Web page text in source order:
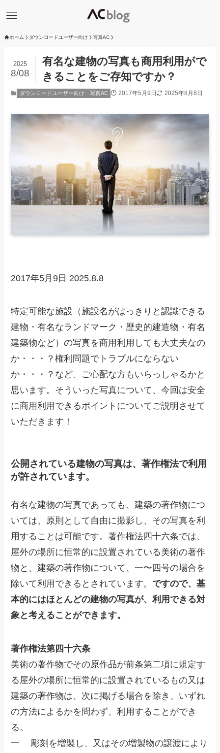
ホーム ダウンロードユーザー向け 写真AC
有名な建物の写真も商用利用がで
きることをご存知ですか？
2025
8/08
ダウンロードユーザー向け 写真AC 2017年5月9日 2025年8月8日
2017年5月9日 2025.8.8
特定可能な施設（施設名がはっきりと認識できる
建物・有名なランドマーク・歴史的建造物・有名
建築物など）の写真を商用利用しても大丈夫なの
か・・・？権利問題でトラブルにならない
か・・・？など、ご心配な方もいらっしゃるかと
思います。そういった写真について、今回は安全
に商用利用できるポイントについてご説明させて
いただきます！
公開されている建物の写真は、著作権法で利用
が許されています。
有名な建物の写真であっても、建築の著作物につ
いては、原則として自由に撮影し、その写真を利
用することは可能です。著作権法四十六条では、
屋外の場所に恒常的に設置されている美術の著作
物と、建築の著作物について、一〜四号の場合を
除いて利用できるとされています。 ですので、基
本的にはほとんどの建物の写真が、利用できる対
象と考えることができます。
著作権法第四十六条
美術の著作物でその原作品が前条第二項に規定す
る屋外の場所に恒常的に設置されているもの又は
建築の著作物は、次に掲げる場合を除き、いずれ
の方法によるかを問わず、利用することができ
る。
一 彫刻を増製し、又はその増製物の譲渡により